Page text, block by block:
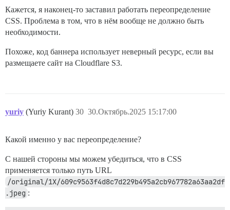
Кажется, я наконец-то заставил работать переопределение
CSS. Проблема в том, что в нём вообще не должно быть
необходимости.
Похоже, код баннера использует неверный ресурс, если вы
размещаете сайт на Cloudflare S3.
yuriy (Yuriy Kurant) 30.Октябрь.2025 15:17:00
30
Какой именно у вас переопределение?
С нашей стороны мы можем убедиться, что в CSS
применяется только путь URL
/original/1X/609c9563f4d8c7d229b495a2cb967782a63aa2df
.jpeg :